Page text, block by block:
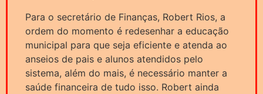
Para o secretário de Finanças, Robert Rios, a
ordem do momento é redesenhar a educação
municipal para que seja eficiente e atenda ao
anseios de pais e alunos atendidos pelo
sistema, além do mais, é necessário manter a
saúde financeira de tudo isso. Robert ainda